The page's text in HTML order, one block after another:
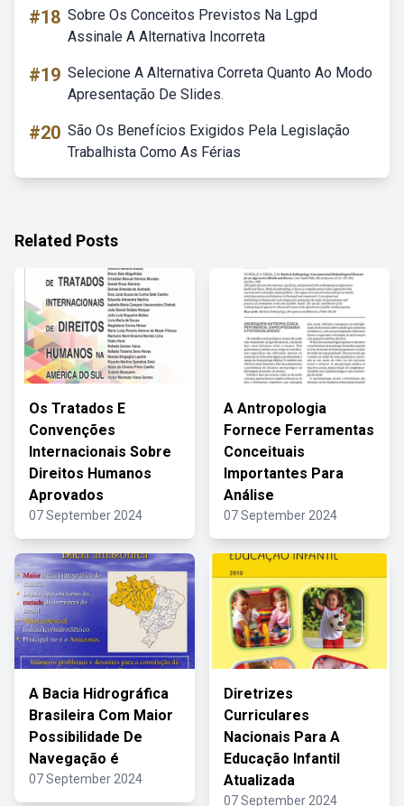
#18 Sobre Os Conceitos Previstos Na Lgpd
Assinale A Alternativa Incorreta
#19 Selecione A Alternativa Correta Quanto Ao Modo
Apresentação De Slides.
#20 São Os Benefícios Exigidos Pela Legislação
Trabalhista Como As Férias
Related Posts
Os Tratados E
Convenções
Internacionais Sobre
Direitos Humanos
Aprovados
07 September 2024
A Antropologia
Fornece Ferramentas
Conceituais
Importantes Para
Análise
07 September 2024
A Bacia Hidrográfica
Brasileira Com Maior
Possibilidade De
Navegação é
07 September 2024
Diretrizes
Curriculares
Nacionais Para A
Educação Infantil
Atualizada
07 September 2024